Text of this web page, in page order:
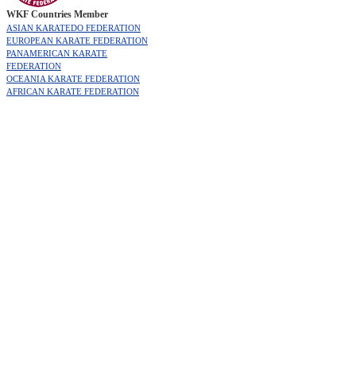
WKF Countries Member
ASIAN KARATEDO FEDERATION
EUROPEAN KARATE FEDERATION
PANAMERICAN KARATE
FEDERATION
OCEANIA KARATE FEDERATION
AFRICAN KARATE FEDERATION